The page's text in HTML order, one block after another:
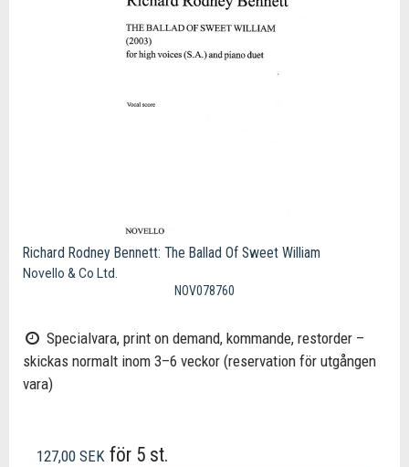
Richard Rodney Bennett: The Ballad Of Sweet William
Novello & Co Ltd.
NOV078760
Specialvara, print on demand, kommande, restorder –
skickas normalt inom 3–6 veckor (reservation för utgången
vara)
127,00 SEK för 5 st.